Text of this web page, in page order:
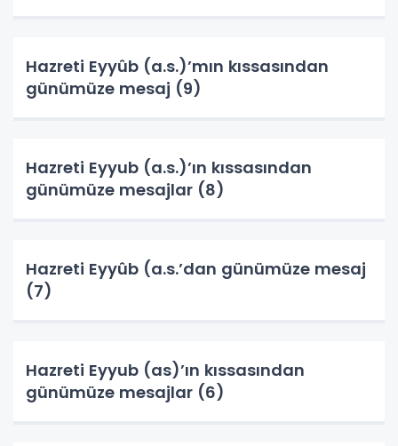
Hazreti Eyyûb (a.s.)’mın kıssasından
günümüze mesaj (9)
Hazreti Eyyub (a.s.)’ın kıssasından
günümüze mesajlar (8)
Hazreti Eyyûb (a.s.’dan günümüze mesaj
(7)
Hazreti Eyyub (as)’ın kıssasından
günümüze mesajlar (6)